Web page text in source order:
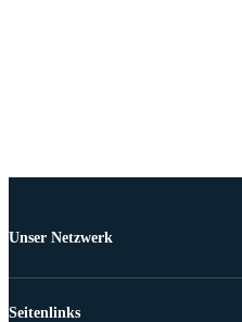
Unser Netzwerk
Seitenlinks